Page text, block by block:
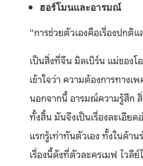
ฮอร์โมนและอารมณ์
“การช่วยตัวเองคือเรื่องปกติ
เป็นสิ่งที่จีน มิลเบิร์น แม่ของ
เข้าใจว่า ความต้องการทางเ
นอกจากนี้ อารมณ์ความรู้สึก
ทั้งสิ้น มันจึงเป็นเรื่องละเอีย
แรกรู้เท่าทันตัวเอง ทั้งในด้า
เรื่องนี้ดังที่ตัวละครเมฟ ไวลี